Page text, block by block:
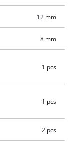
12 mm
8 mm
1 pcs
1 pcs
2 pcs